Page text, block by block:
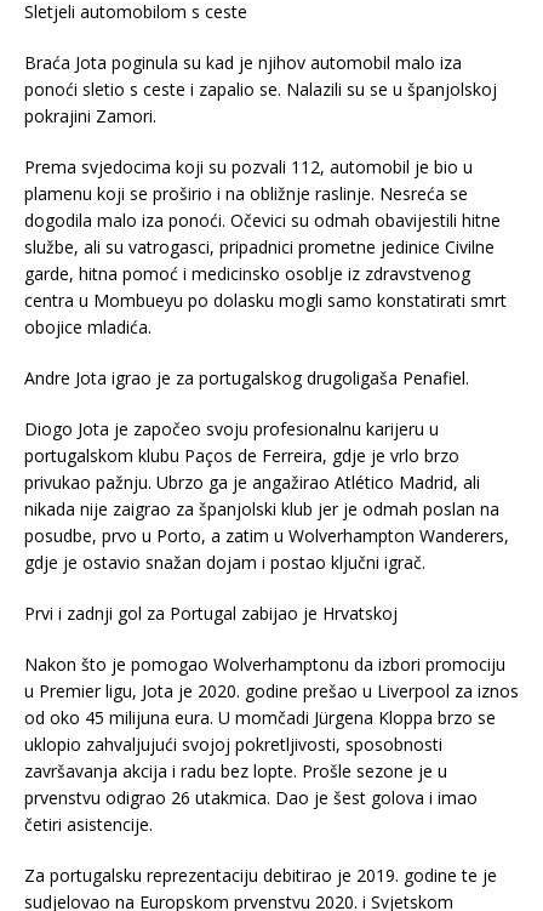
Sletjeli automobilom s ceste
Braća Jota poginula su kad je njihov automobil malo iza
ponoći sletio s ceste i zapalio se. Nalazili su se u španjolskoj
pokrajini Zamori.
Prema svjedocima koji su pozvali 112, automobil je bio u
plamenu koji se proširio i na obližnje raslinje. Nesreća se
dogodila malo iza ponoći. Očevici su odmah obavijestili hitne
službe, ali su vatrogasci, pripadnici prometne jedinice Civilne
garde, hitna pomoć i medicinsko osoblje iz zdravstvenog
centra u Mombueyu po dolasku mogli samo konstatirati smrt
obojice mladića.
Andre Jota igrao je za portugalskog drugoligaša Penafiel.
Diogo Jota je započeo svoju profesionalnu karijeru u
portugalskom klubu Paços de Ferreira, gdje je vrlo brzo
privukao pažnju. Ubrzo ga je angažirao Atlético Madrid, ali
nikada nije zaigrao za španjolski klub jer je odmah poslan na
posudbe, prvo u Porto, a zatim u Wolverhampton Wanderers,
gdje je ostavio snažan dojam i postao ključni igrač.
Prvi i zadnji gol za Portugal zabijao je Hrvatskoj
Nakon što je pomogao Wolverhamptonu da izbori promociju
u Premier ligu, Jota je 2020. godine prešao u Liverpool za iznos
od oko 45 milijuna eura. U momčadi Jürgena Kloppa brzo se
uklopio zahvaljujući svojoj pokretljivosti, sposobnosti
završavanja akcija i radu bez lopte. Prošle sezone je u
prvenstvu odigrao 26 utakmica. Dao je šest golova i imao
četiri asistencije.
Za portugalsku reprezentaciju debitirao je 2019. godine te je
sudjelovao na Europskom prvenstvu 2020. i Svjetskom